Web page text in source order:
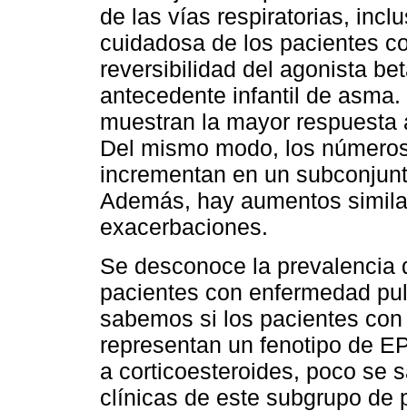
de las vías respiratorias,
cuidadosa de los pacientes
reversibilidad del agonista
antecedente infantil de
muestran la mayor
Del mismo modo, los
incrementan en un
Además, hay aumentos
exacerbaciones.
Se desconoce la
pacientes con enfermedad
sabemos si los pacientes
representan un fenotipo de
a corticoesteroides, poco se
clínicas de este subgrupo de